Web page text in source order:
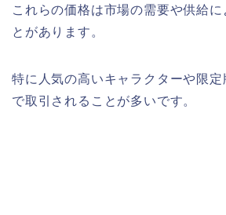
これらの価格は市場の需要や供給に
とがあります。
特に人気の高いキャラクターや限
で取引されることが多いです。